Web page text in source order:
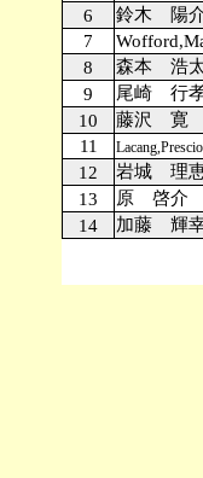
6
鈴木 陽
7
8
森本 浩
9
尾崎 行
10
藤沢 寛
11
12
岩城 理
13
原 啓介
14
加藤 輝